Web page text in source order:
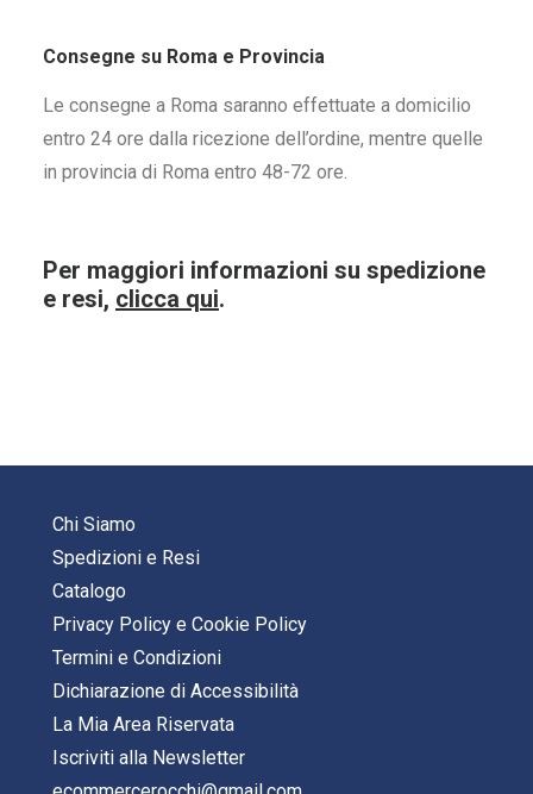
Consegne su Roma e Provincia
Le consegne a Roma saranno effettuate a domicilio
entro 24 ore dalla ricezione dell’ordine, mentre quelle
in provincia di Roma entro 48-72 ore.
Per maggiori informazioni su spedizione
e resi, clicca qui.
Chi Siamo
Spedizioni e Resi
Catalogo
Privacy Policy e Cookie Policy
Termini e Condizioni
Dichiarazione di Accessibilità
La Mia Area Riservata
Iscriviti alla Newsletter